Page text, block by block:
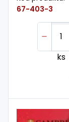
67-403-3
ks